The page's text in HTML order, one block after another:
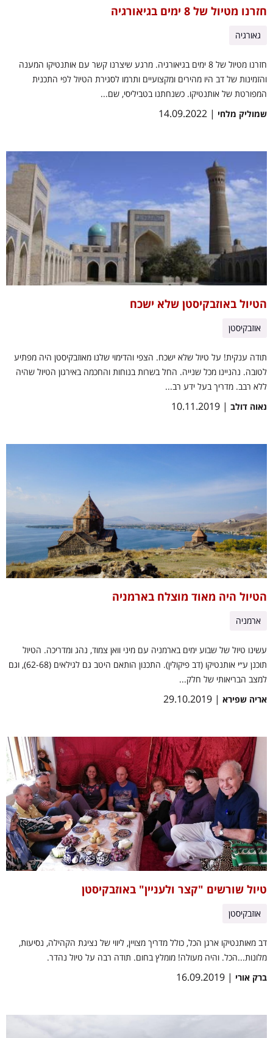
חזרנו מטיול של 8 ימים בגיאורגיה
גאורגיה
חזרנו מטיול של 8 ימים בגיאורגיה. מרגע שיצרנו קשר עם אותנטיקו המענה
והזמינות של דב היו מהירים ומקצועיים ותרמו לסגירת הטיול לפי התכנית
המפורטת של אותנטיקו. כשנחתנו בטביליסי, שם...
שמוליק מלחי | 14.09.2022
הטיול באוזבקיסטן שלא ישכח
אוזבקיסטן
תודה ענקית! על טיול שלא ישכח. הצפי והדימוי שלנו מאוזבקיסטן היה מפתיע
לטובה. נהניינו מכל שנייה. החל בשרות בנוחות והחכמה באירגון הטיול שהיה
ללא רבב. מדריך בעל ידע רב...
נאוה דולב | 10.11.2019
הטיול היה מאוד מוצלח בארמניה
ארמניה
עשינו טיול של שבוע ימים בארמניה עם מיני וואן צמוד, נהג ומדריכה. הטיול
תוכנן ע״י אותנטיקו (דב פיקולין). התכנון הותאם היטב גם לגילאים (62-68), וגם
למצב הבריאותי של חלק...
אריה שפירא | 29.10.2019
טיול שורשים "קצר ולעניין" באוזבקיסטן
אוזבקיסטן
דב מאותנטיקו ארגן הכל, כולל מדריך מצויין, ליווי של נציגת הקהילה, נסיעות,
מלונות...הכל. והיה מעולה! מומלץ בחום. תודה רבה על טיול נהדר.
ברק אורי | 16.09.2019